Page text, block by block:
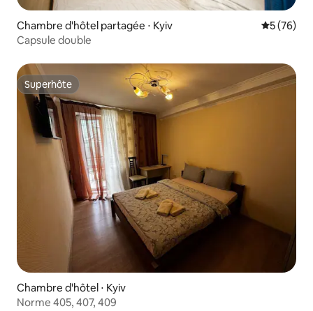
Chambre d'hôtel partagée ⋅ Kyiv
5 (76)
Capsule double
Superhôte
Superhôte
Chambre d'hôtel ⋅ Kyiv
Norme 405, 407, 409